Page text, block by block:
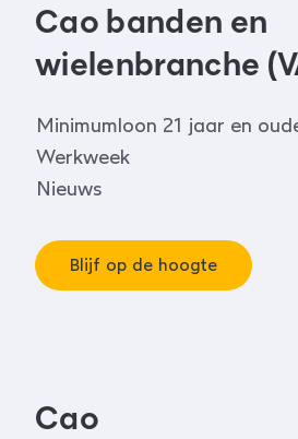
Cao banden en
wielenbranche
Minimumloon 21 jaar en
Werkweek
Nieuws
Blijf op de hoogte
Cao